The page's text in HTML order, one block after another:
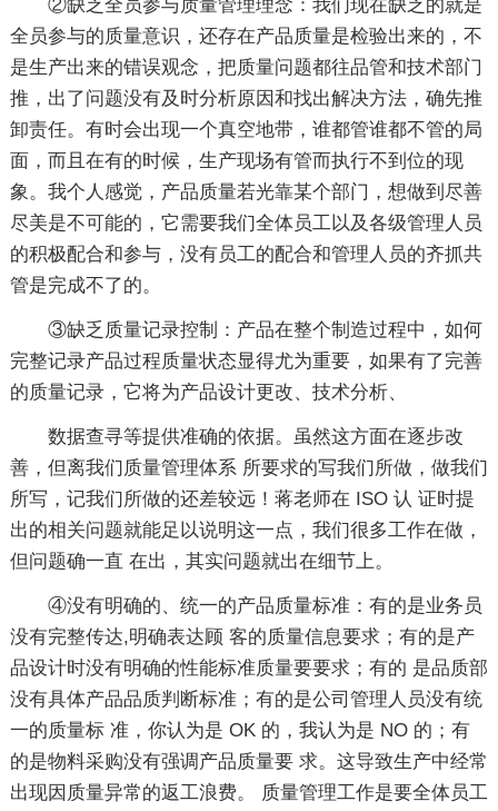
②缺乏全员参与质量管理理念：我们现在缺乏的就是
全员参与的质量意识，还存在产品质量是检验出来的，不
是生产出来的错误观念，把质量问题都往品管和技术部门
推，出了问题没有及时分析原因和找出解决方法，确先推
卸责任。有时会出现一个真空地带，谁都管谁都不管的局
面，而且在有的时候，生产现场有管而执行不到位的现
象。我个人感觉，产品质量若光靠某个部门，想做到尽善
尽美是不可能的，它需要我们全体员工以及各级管理人员
的积极配合和参与，没有员工的配合和管理人员的齐抓共
管是完成不了的。
③缺乏质量记录控制：产品在整个制造过程中，如何
完整记录产品过程质量状态显得尤为重要，如果有了完善
的质量记录，它将为产品设计更改、技术分析、
数据查寻等提供准确的依据。虽然这方面在逐步改
善，但离我们质量管理体系 所要求的写我们所做，做我们
所写，记我们所做的还差较远！蒋老师在 ISO 认 证时提
出的相关问题就能足以说明这一点，我们很多工作在做，
但问题确一直 在出，其实问题就出在细节上。
④没有明确的、统一的产品质量标准：有的是业务员
没有完整传达,明确表达顾 客的质量信息要求；有的是产
品设计时没有明确的性能标准质量要要求；有的 是品质部
没有具体产品品质判断标准；有的是公司管理人员没有统
一的质量标 准，你认为是 OK 的，我认为是 NO 的；有
的是物料采购没有强调产品质量要 求。这导致生产中经常
出现因质量异常的返工浪费。 质量管理工作是要全体员工